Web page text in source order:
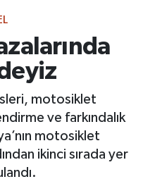
motosiklet
ve farkındalık
motosiklet
ikinci sırada yer